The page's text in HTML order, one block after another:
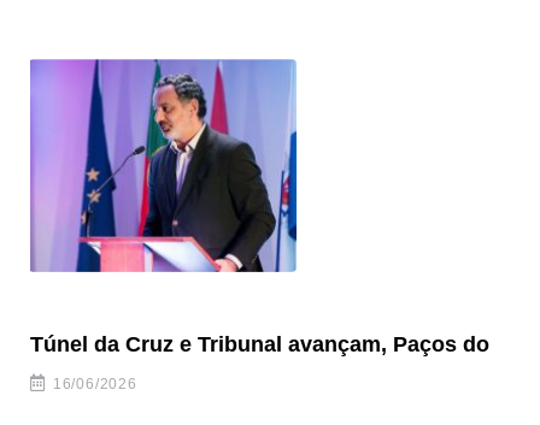
Túnel da Cruz e Tribunal avançam, Paços do
16/06/2026